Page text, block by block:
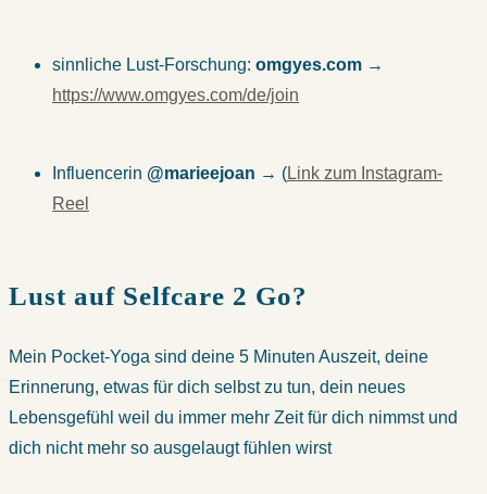
sinnliche Lust-Forschung: omgyes.com →
https://www.omgyes.com/de/join
Influencerin @marieejoan → (Link zum Instagram-
Reel
Lust auf Selfcare 2 Go?
Mein Pocket-Yoga sind deine 5 Minuten Auszeit, deine
Erinnerung, etwas für dich selbst zu tun, dein neues
Lebensgefühl weil du immer mehr Zeit für dich nimmst und
dich nicht mehr so ausgelaugt fühlen wirst